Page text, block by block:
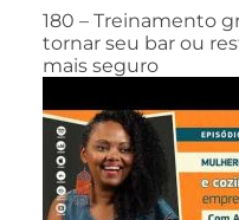
180 – Treinamento
tornar seu bar ou
mais seguro